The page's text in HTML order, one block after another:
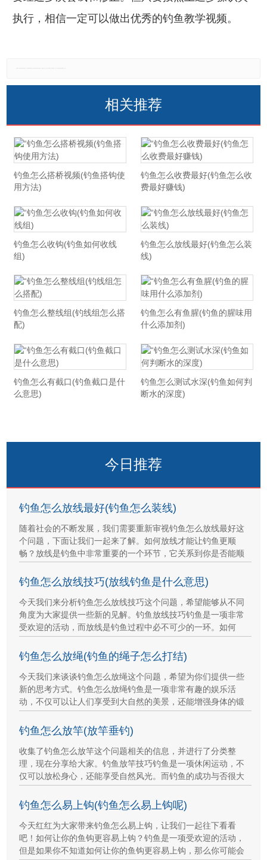
执行，相信一定可以做出优秀的钓鱼教学视频。
相关推荐
钓鱼怎么搭桥视频(钓鱼搭钩使
用方法)
钓鱼怎么收费最好(钓鱼怎么收
费最好赚钱)
钓鱼怎么收钩(钓鱼如何收线
组)
钓鱼怎么放线最好(钓鱼怎么装
线)
钓鱼怎么整线组(钓线组怎么搭
配)
钓鱼怎么有鱼腥(钓鱼的腥味用
什么添加剂)
钓鱼怎么有截口(钓鱼截口是什
么意思)
钓鱼怎么测试水深(钓鱼如何判
断水的深度)
今日推荐
钓鱼怎么放线最好(钓鱼怎么装线)
随着社会的不断发展，我们需要重新审视钓鱼怎么放线最好这
个问题，下面让我们一起来了解。如何放线才能让钓鱼更顺
畅？放线是钓鱼中非常重要的一个环节，它关系到你是否能顺
钓鱼怎么放线技巧(放线钓鱼是什么意思)
今天我们来分析钓鱼怎么放线技巧这个问题，希望能够从不同
角度为大家提供一些新的见解。钓鱼放线技巧钓鱼是一项非常
受欢迎的活动，而放线是钓鱼过程中必不可少的一环。如何
钓鱼怎么放绳(钓鱼的绳子怎么打结)
今天我们来谈谈钓鱼怎么放绳这个问题，希望为你们提供一些
新的思考方式。钓鱼怎么放绳钓鱼是一项非常有趣的娱乐活
动，不仅可以让人们享受到大自然的美景，还能增强身体的锻
钓鱼怎么放竿(放竿垂钓)
收集了钓鱼怎么放竿这个问题相关的信息，并进行了分类整
理，现在分享给大家。钓鱼放竿技巧钓鱼是一项休闲运动，不
仅可以放松身心，还能享受自然风光。而钓鱼的成功与否很大
钓鱼怎么易上钩(钓鱼怎么易上钩呢)
今天红红为大家带来钓鱼怎么易上钩，让我们一起往下看看
吧！如何让你的鱼钩更容易上钩？钓鱼是一项受欢迎的活动，
但是如果你不知道如何让你的鱼钩更容易上钩，那么你可能会